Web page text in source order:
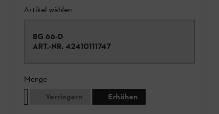
Artikel wählen
BG 66-D
ART.-NR. 42410111747
Menge
Verringern
Erhöhen